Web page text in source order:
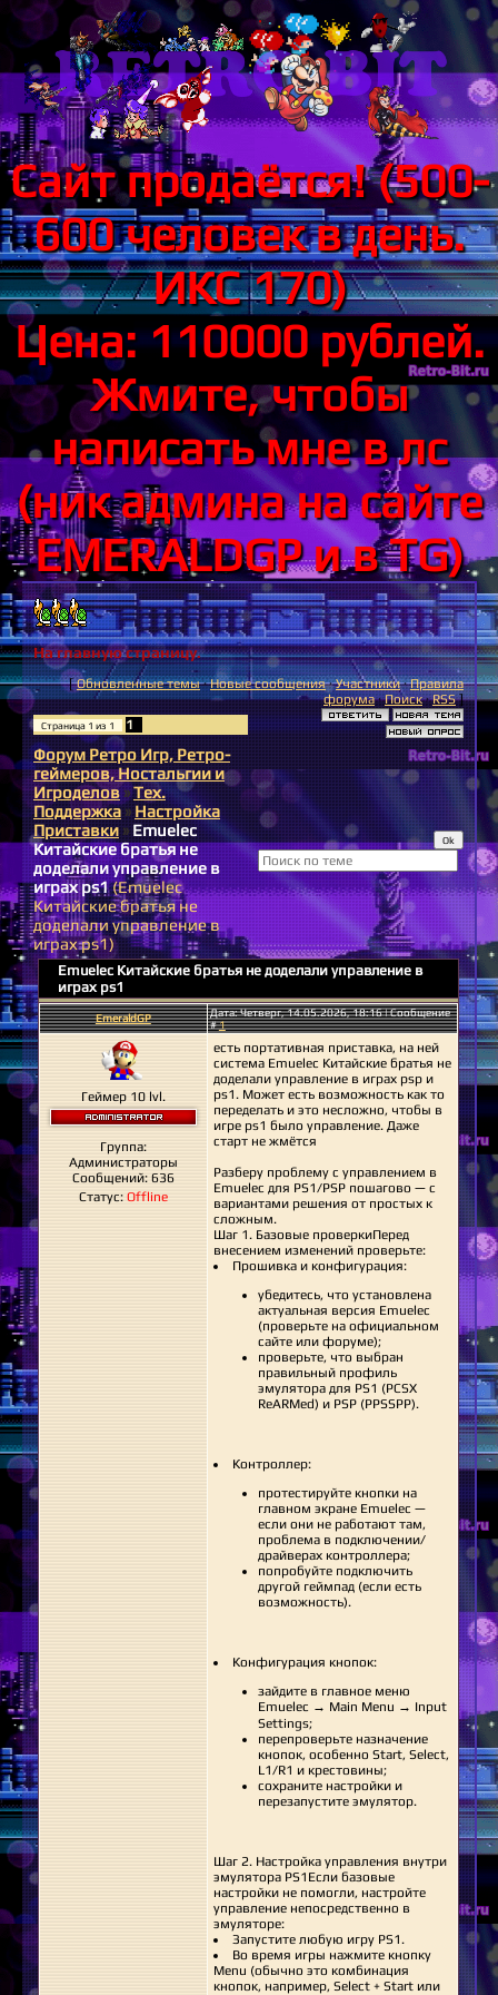
Сайт продаётся! (500-
600 человек в день.
ИКС 170)
Цена: 110000 рублей.
Жмите, чтобы
написать мне в лс
(ник админа на сайте
EMERALDGP и в TG)
На главную страницу.
[Обновленные темы·Новые сообщения·Участники·Правила
форума·Поиск·RSS]
Страница 1 из 1 1
Форум Ретро Игр, Ретро-
геймеров, Ностальгии и
Игроделов»Тех.
Поддержка » Настройка
Приставки»Emuelec
Китайские братья не
доделали управление в
играх ps1(Emuelec
Китайские братья не
доделали управление в
играх ps1)
Emuelec Китайские братья не доделали управление в
играх ps1
EmeraldGP
Дата: Четверг, 14.05.2026, 18:16 | Сообщение
#1
Геймер 10 lvl.
Группа:
Администраторы
Сообщений: 636
Статус: Offline
есть портативная приставка, на ней
система Emuelec Китайские братья не
доделали управление в играх psp и
ps1. Может есть возможность как то
переделать и это несложно, чтобы в
игре ps1 было управление. Даже
старт не жмётся
Разберу проблему с управлением в
Emuelec для PS1/PSP пошагово — с
вариантами решения от простых к
сложным.
Шаг 1. Базовые проверкиПеред
внесением изменений проверьте:
Прошивка и конфигурация:
убедитесь, что установлена
актуальная версия Emuelec
(проверьте на официальном
сайте или форуме);
проверьте, что выбран
правильный профиль
эмулятора для PS1 (PCSX
ReARMed) и PSP (PPSSPP).
Контроллер:
протестируйте кнопки на
главном экране Emuelec —
если они не работают там,
проблема в подключении/
драйверах контроллера;
попробуйте подключить
другой геймпад (если есть
возможность).
Конфигурация кнопок:
зайдите в главное меню
Emuelec → Main Menu → Input
Settings;
перепроверьте назначение
кнопок, особенно Start, Select,
L1/R1 и крестовины;
сохраните настройки и
перезапустите эмулятор.
Шаг 2. Настройка управления внутри
эмулятора PS1Если базовые
настройки не помогли, настройте
управление непосредственно в
эмуляторе:
Запустите любую игру PS1.
Во время игры нажмите кнопку
Menu (обычно это комбинация
кнопок, например, Select + Start или